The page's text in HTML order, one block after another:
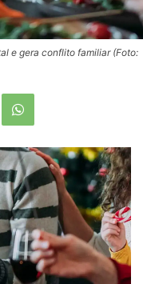
e gera conflito familiar (Foto: